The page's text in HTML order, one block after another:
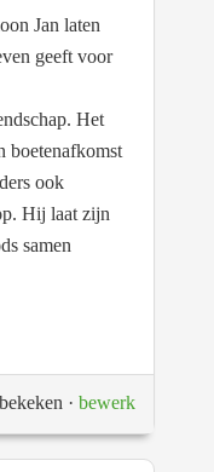
Jan laten
geeft voor
Het
boetenafkomst
ook
Hij laat zijn
samen
· bewerk